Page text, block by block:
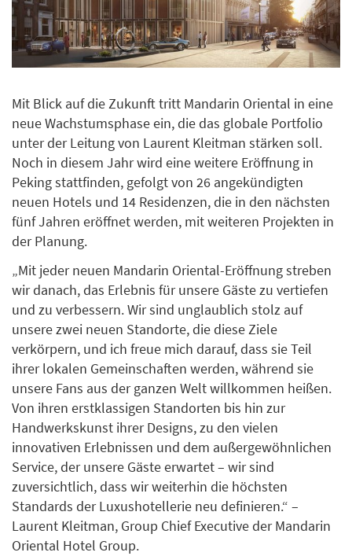
Mit Blick auf die Zukunft tritt Mandarin Oriental in eine
neue Wachstumsphase ein, die das globale Portfolio
unter der Leitung von Laurent Kleitman stärken soll.
Noch in diesem Jahr wird eine weitere Eröffnung in
Peking stattfinden, gefolgt von 26 angekündigten
neuen Hotels und 14 Residenzen, die in den nächsten
fünf Jahren eröffnet werden, mit weiteren Projekten in
der Planung.
„Mit jeder neuen Mandarin Oriental-Eröffnung streben
wir danach, das Erlebnis für unsere Gäste zu vertiefen
und zu verbessern. Wir sind unglaublich stolz auf
unsere zwei neuen Standorte, die diese Ziele
verkörpern, und ich freue mich darauf, dass sie Teil
ihrer lokalen Gemeinschaften werden, während sie
unsere Fans aus der ganzen Welt willkommen heißen.
Von ihren erstklassigen Standorten bis hin zur
Handwerkskunst ihrer Designs, zu den vielen
innovativen Erlebnissen und dem außergewöhnlichen
Service, der unsere Gäste erwartet – wir sind
zuversichtlich, dass wir weiterhin die höchsten
Standards der Luxushotellerie neu definieren.“ –
Laurent Kleitman, Group Chief Executive der Mandarin
Oriental Hotel Group.